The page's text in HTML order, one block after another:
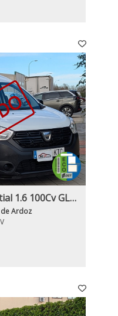
Dacia Dokker Van Essential 1.6 100Cv GLP Híbrido Etiqueta ECO
Ardoz